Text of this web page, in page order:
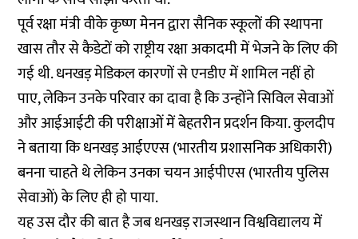
पूर्व रक्षा मंत्री वीके कृष्ण मेनन द्वारा सैनिक स्कूलों की स्थापना
खास तौर से कैडेटों को राष्ट्रीय रक्षा अकादमी में भेजने के लिए की
गई थी. धनखड़ मेडिकल कारणों से एनडीए में शामिल नहीं हो
पाए, लेकिन उनके परिवार का दावा है कि उन्होंने सिविल सेवाओं
और आईआईटी की परीक्षाओं में बेहतरीन प्रदर्शन किया. कुलदीप
ने बताया कि धनखड़ आईएएस (भारतीय प्रशासनिक अधिकारी)
बनना चाहते थे लेकिन उनका चयन आईपीएस (भारतीय पुलिस
सेवाओं) के लिए ही हो पाया.
यह उस दौर की बात है जब धनखड़ राजस्थान विश्वविद्यालय में